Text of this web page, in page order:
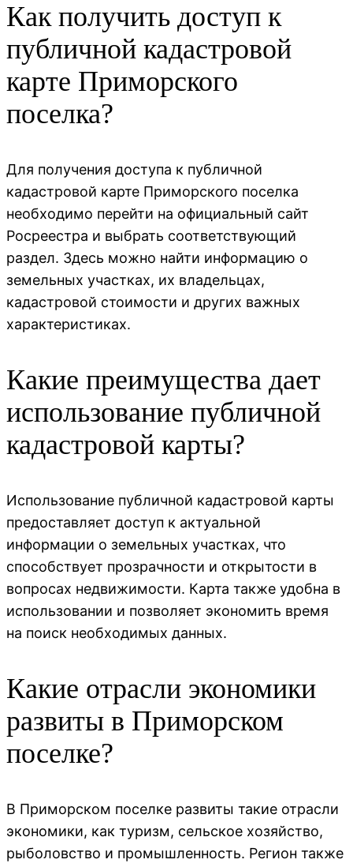
Как получить доступ к
публичной кадастровой
карте Приморского
поселка?
Для получения доступа к публичной
кадастровой карте Приморского поселка
необходимо перейти на официальный сайт
Росреестра и выбрать соответствующий
раздел. Здесь можно найти информацию о
земельных участках, их владельцах,
кадастровой стоимости и других важных
характеристиках.
Какие преимущества дает
использование публичной
кадастровой карты?
Использование публичной кадастровой карты
предоставляет доступ к актуальной
информации о земельных участках, что
способствует прозрачности и открытости в
вопросах недвижимости. Карта также удобна в
использовании и позволяет экономить время
на поиск необходимых данных.
Какие отрасли экономики
развиты в Приморском
поселке?
В Приморском поселке развиты такие отрасли
экономики, как туризм, сельское хозяйство,
рыболовство и промышленность. Регион также